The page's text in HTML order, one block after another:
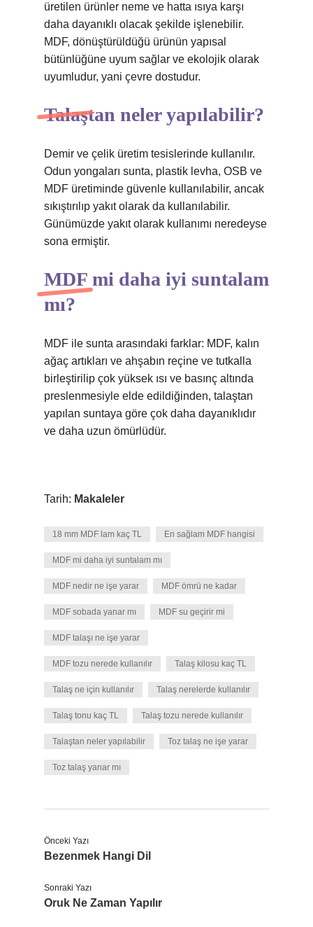
üretilen ürünler neme ve hatta ısıya karşı
daha dayanıklı olacak şekilde işlenebilir.
MDF, dönüştürüldüğü ürünün yapısal
bütünlüğüne uyum sağlar ve ekolojik olarak
uyumludur, yani çevre dostudur.
Talaştan neler yapılabilir?
Demir ve çelik üretim tesislerinde kullanılır.
Odun yongaları sunta, plastik levha, OSB ve
MDF üretiminde güvenle kullanılabilir, ancak
sıkıştırılıp yakıt olarak da kullanılabilir.
Günümüzde yakıt olarak kullanımı neredeyse
sona ermiştir.
MDF mi daha iyi suntalam
mı?
MDF ile sunta arasındaki farklar: MDF, kalın
ağaç artıkları ve ahşabın reçine ve tutkalla
birleştirilip çok yüksek ısı ve basınç altında
preslenmesiyle elde edildiğinden, talaştan
yapılan suntaya göre çok daha dayanıklıdır
ve daha uzun ömürlüdür.
Tarih: Makaleler
18 mm MDF lam kaç TL En sağlam MDF hangisi
MDF mi daha iyi suntalam mı
MDF nedir ne işe yarar MDF ömrü ne kadar
MDF sobada yanar mı MDF su geçirir mi
MDF talaşı ne işe yarar
MDF tozu nerede kullanılır Talaş kilosu kaç TL
Talaş ne için kullanılır Talaş nerelerde kullanılır
Talaş tonu kaç TL Talaş tozu nerede kullanılır
Talaştan neler yapılabilir Toz talaş ne işe yarar
Toz talaş yanar mı
Önceki Yazı
Bezenmek Hangi Dil
Sonraki Yazı
Oruk Ne Zaman Yapılır